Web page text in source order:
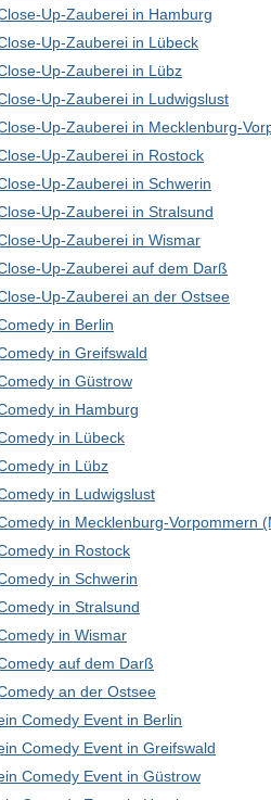
Up-Zauberei in Hamburg
Up-Zauberei in Lübeck
Up-Zauberei in Lübz
Up-Zauberei in Ludwigslust
Up-Zauberei in Mecklenburg-
Up-Zauberei in Rostock
Up-Zauberei in Schwerin
Up-Zauberei in Stralsund
Up-Zauberei in Wismar
Up-Zauberei auf dem Darß
Up-Zauberei an der Ostsee
in Berlin
in Greifswald
in Güstrow
in Hamburg
in Lübeck
in Lübz
in Ludwigslust
in Mecklenburg-Vorpommern
in Rostock
in Schwerin
in Stralsund
in Wismar
auf dem Darß
an der Ostsee
Comedy Event in Berlin
Comedy Event in Greifswald
Comedy Event in Güstrow